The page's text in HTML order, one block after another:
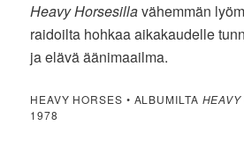
Heavy Horsesillavähemmän
raidoilta hohkaa aikakaudelle
ja elävä äänimaailma.
HEAVY HORSES • ALBUMILTA
1978